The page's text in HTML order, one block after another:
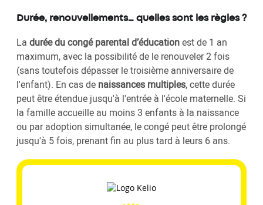
Durée, renouvellements… quelles sont les règles ?
La durée du congé parental d’éducationest de 1 an
maximum, avec la possibilité de le renouveler 2 fois
(sans toutefois dépasser le troisième anniversaire de
l'enfant). En cas de naissances multiples, cette durée
peut être étendue jusqu'à l'entrée à l'école maternelle. Si
la famille accueille au moins 3 enfants à la naissance
ou par adoption simultanée, le congé peut être prolongé
jusqu'à 5 fois, prenant fin au plus tard à leurs 6 ans.